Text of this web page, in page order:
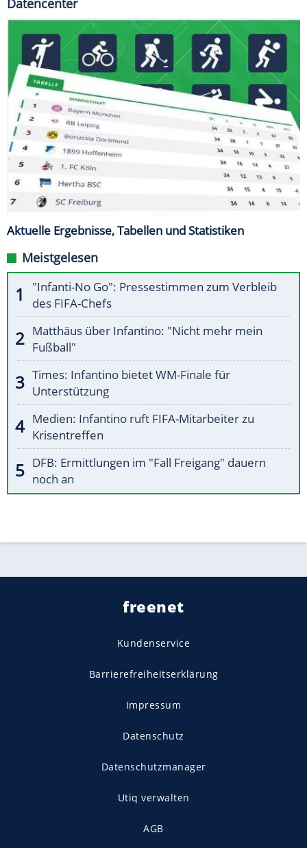
Datencenter
Aktuelle Ergebnisse, Tabellen und Statistiken
Meistgelesen
"Infanti-No Go": Pressestimmen zum Verbleib
des FIFA-Chefs
Matthäus über Infantino: "Nicht mehr mein
Fußball"
Times: Infantino bietet WM-Finale für
Unterstützung
Medien: Infantino ruft FIFA-Mitarbeiter zu
Krisentreffen
DFB: Ermittlungen im "Fall Freigang" dauern
noch an
freenet
Kundenservice
Barrierefreiheitserklärung
Impressum
Datenschutz
Datenschutzmanager
Utiq verwalten
AGB